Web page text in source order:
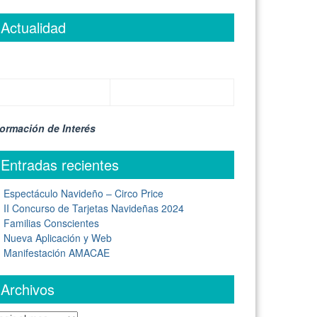
Actualidad
de Interés
Entradas recientes
Espectáculo Navideño – Circo Price
II Concurso de Tarjetas Navideñas 2024
Familias Conscientes
Nueva Aplicación y Web
Manifestación AMACAE
Archivos